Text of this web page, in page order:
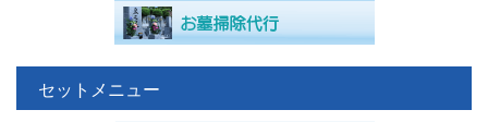
セットメニュー